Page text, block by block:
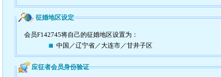
征婚地区设定
会员F142745将自己的征婚地区设置为：
中国／辽宁省／大连市／甘井子区
应征者会员身份验证